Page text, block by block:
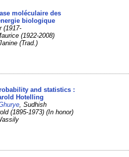
moléculaire des
biologique
(1917-
(1922-2008)
Janine (Trad.)
and statistics :
Hotelling
, Sudhish
(1895-1973) (In honor)